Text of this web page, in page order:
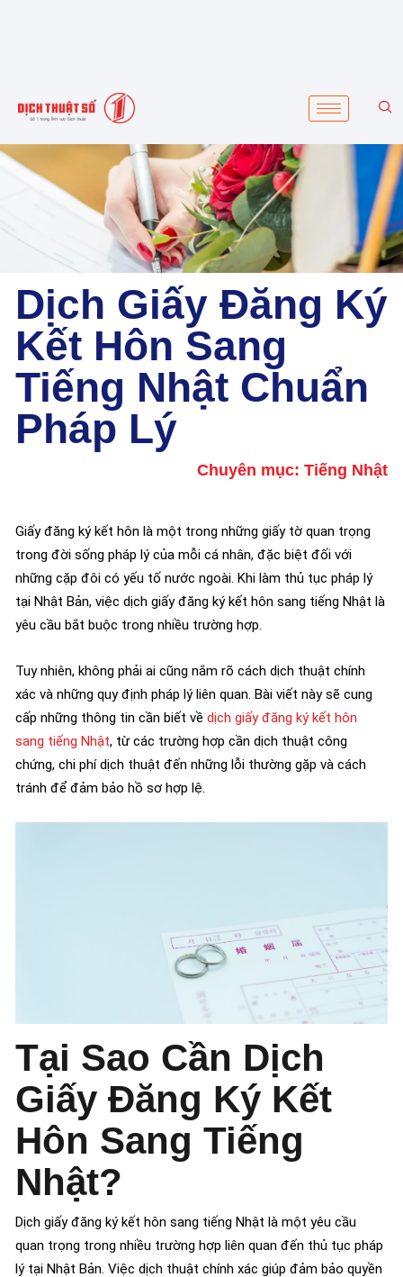
Dịch Giấy Đăng Ký
Kết Hôn Sang
Tiếng Nhật Chuẩn
Pháp Lý
Chuyên mục: Tiếng Nhật
Giấy đăng ký kết hôn là một trong những giấy tờ quan trọng
trong đời sống pháp lý của mỗi cá nhân, đặc biệt đối với
những cặp đôi có yếu tố nước ngoài. Khi làm thủ tục pháp lý
tại Nhật Bản, việc dịch giấy đăng ký kết hôn sang tiếng Nhật là
yêu cầu bắt buộc trong nhiều trường hợp.
Tuy nhiên, không phải ai cũng nắm rõ cách dịch thuật chính
xác và những quy định pháp lý liên quan. Bài viết này sẽ cung
cấp những thông tin cần biết về dịch giấy đăng ký kết hôn
sang tiếng Nhật, từ các trường hợp cần dịch thuật công
chứng, chi phí dịch thuật đến những lỗi thường gặp và cách
tránh để đảm bảo hồ sơ hợp lệ.
Tại Sao Cần Dịch
Giấy Đăng Ký Kết
Hôn Sang Tiếng
Nhật?
Dịch giấy đăng ký kết hôn sang tiếng Nhật là một yêu cầu
quan trọng trong nhiều trường hợp liên quan đến thủ tục pháp
lý tại Nhật Bản. Việc dịch thuật chính xác giúp đảm bảo quyền